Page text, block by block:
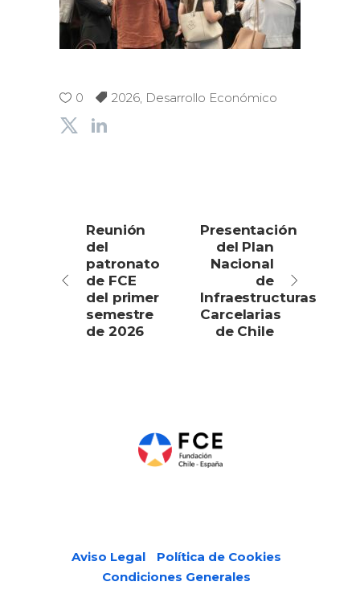
0 2026, Desarrollo Económico
Reunión
del
patronato
de FCE
del primer
semestre
de 2026
Presentación
del Plan
Nacional
de
Infraestructuras
Carcelarias
de Chile
Aviso Legal
Política de Cookies
Condiciones Generales